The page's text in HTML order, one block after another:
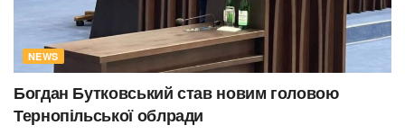
NEWS
Богдан Бутковський став новим головою
Тернопільської облради